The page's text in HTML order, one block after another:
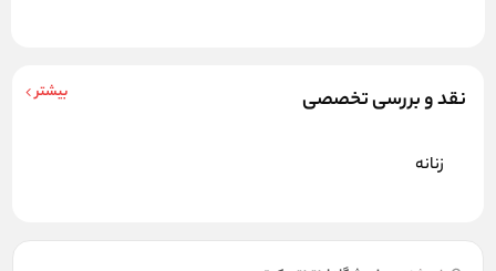
نقد و بررسی تخصصی بیشتر
زنانه